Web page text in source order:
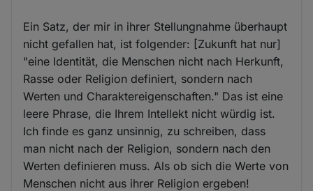
Ein Satz, der mir in ihrer Stellungnahme überhaupt
nicht gefallen hat, ist folgender: [Zukunft hat nur]
"eine Identität, die Menschen nicht nach Herkunft,
Rasse oder Religion definiert, sondern nach
Werten und Charaktereigenschaften." Das ist eine
leere Phrase, die Ihrem Intellekt nicht würdig ist.
Ich finde es ganz unsinnig, zu schreiben, dass
man nicht nach der Religion, sondern nach den
Werten definieren muss. Als ob sich die Werte von
Menschen nicht aus ihrer Religion ergeben!